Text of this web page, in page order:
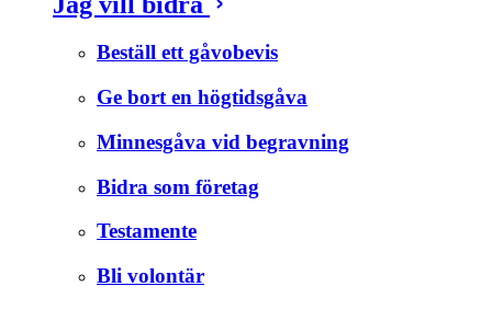
Beställ ett gåvobevis
Ge bort en högtidsgåva
Minnesgåva vid begravning
Bidra som företag
Testamente
Bli volontär